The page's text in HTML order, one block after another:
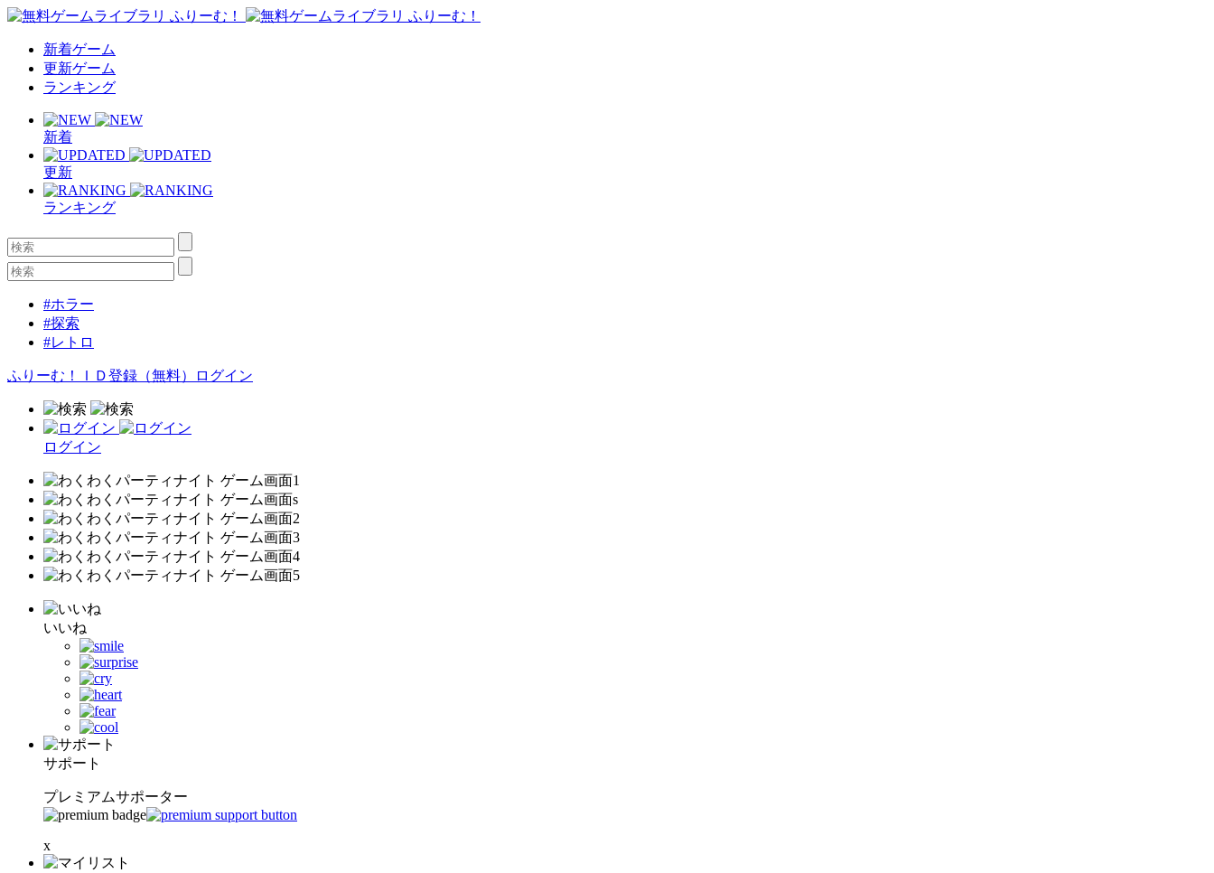
新着ゲーム
更新ゲーム
ランキング
新着
更新
ランキング
#ホラー
#探索
#レトロ
ふりーむ！ＩＤ登録（無料） ログイン
ログイン
いいね
サポート
プレミアムサポーター
x